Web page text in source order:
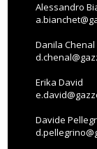
Alessandro
Danila Chenal
Erika David
Davide